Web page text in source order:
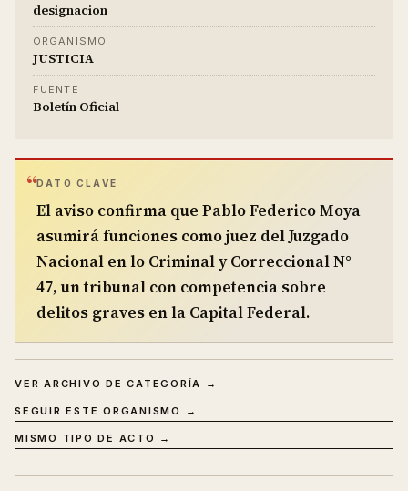
designacion
ORGANISMO
JUSTICIA
FUENTE
Boletín Oficial
DATO CLAVE
El aviso confirma que Pablo Federico Moya
asumirá funciones como juez del Juzgado
Nacional en lo Criminal y Correccional N°
47, un tribunal con competencia sobre
delitos graves en la Capital Federal.
VER ARCHIVO DE CATEGORÍA →
SEGUIR ESTE ORGANISMO →
MISMO TIPO DE ACTO →